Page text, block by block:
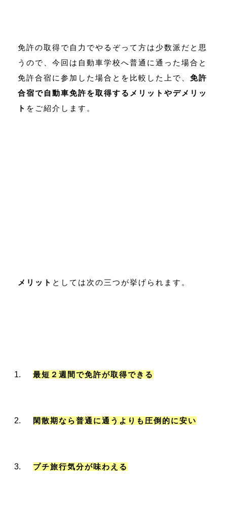
免許の取得で自力でやるぞって方は少数派だと思
うので、今回は自動車学校へ普通に通った場合と
免許合宿に参加した場合とを比較した上で、 免許
合宿で自動車免許を取得するメリットやデメリッ
ト をご紹介します。
メリット としては次の三つが挙げられます。
最短２週間で免許が取得できる
閑散期なら普通に通うよりも圧倒的に安い
プチ旅行気分が味わえる